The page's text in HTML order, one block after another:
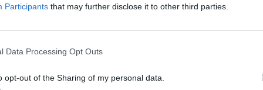
Participants that may further disclose it to other third parties.
Data Processing Opt Outs
opt-out of the Sharing of my personal data.
2022 11:49
Τι συμβαίνει με το